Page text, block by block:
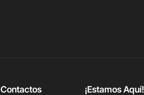
Contactos ¡Estamos Aquí!